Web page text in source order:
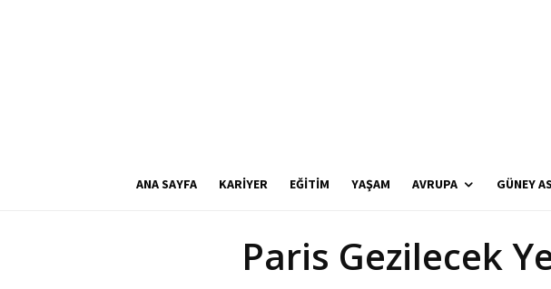
ANA SAYFA KARIYER EĞITIM YAŞAM AVRUPA GÜNEY
Paris Gezilecek